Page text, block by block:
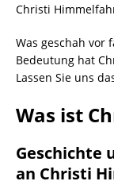
Christi
Was geschah vor
Bedeutung hat
Lassen Sie uns
Was ist
Geschichte
an Christi